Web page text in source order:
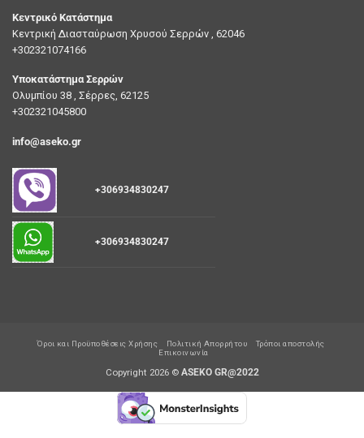
Κεντρικό Κατάστημα
Κεντρική Διασταύρωση Χρυσού Σερρών , 62046
+302321074166
Υποκατάστημα Σερρών
Ολυμπίου 38 , Σέρρες, 62125
+302321045800
info@aseko.gr
+306934830247
+306934830247
Όροι και Προϋποθέσεις Χρήσης Πολιτική Απορρήτου
Τρόποι αποστολής
Επικοινωνία
Copyright 2026 © ASEKO GR@2022